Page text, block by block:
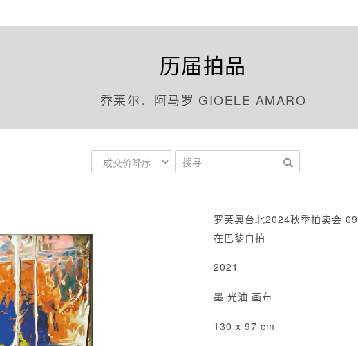
历届拍品
乔莱尔．阿马罗 GIOELE AMARO
罗芙奥台北2024秋季拍卖会
在巴黎自拍
2021
墨 光油 画布
130 x 97 cm